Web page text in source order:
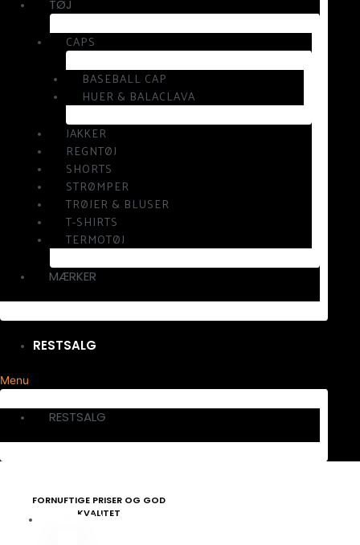
TØJ
CAPS
BASEBALL CAP
HUER & BALACLAVA
JAKKER
REGNTØJ
SHORTS
STRØMPER
TRØJER & BLUSER
T-SHIRTS
TERMOTØJ
MÆRKER
RESTSALG
Menu
RESTSALG
FORNUFTIGE PRISER OG GOD
KVALITET
VAGTTØJ